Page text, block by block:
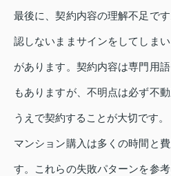
最後に、契約内容の理解不足で
認しないままサインをしてしま
があります。契約内容は専門用
もありますが、不明点は必ず不
うえで契約することが大切です。
マンション購入は多くの時間と
す。これらの失敗パターンを参